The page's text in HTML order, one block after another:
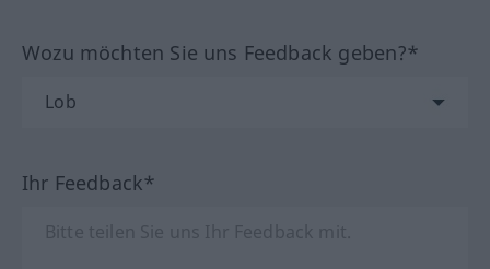
Wozu möchten Sie uns Feedback geben?*
Ihr Feedback*